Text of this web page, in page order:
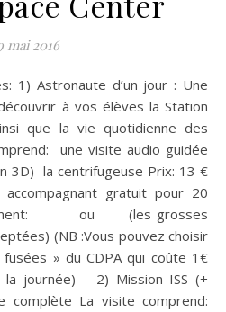
mai 2016
à vos élèves la Station
que la vie quotidienne des
une visite audio guidée
3D) la centrifugeuse Prix: 13 €
gratuit pour 20
ou (les grosses
(NB :Vous pouvez choisir
fusées » du CDPA qui coûte 1€
la journée) 2) Mission ISS (+
complète La visite comprend: